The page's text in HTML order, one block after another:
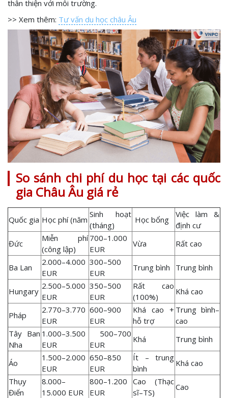
thân thiện với môi trường.
>> Xem thêm: Tư vấn du học châu Âu
So sánh chi phí du học tại các quốc
gia Châu Âu giá rẻ
Quốc gia Học phí (năm
Sinh hoạt
(tháng)
Học bổng
Việc làm &
định cư
Đức
Miễn phí
(công lập)
700–1.000
EUR
Vừa Rất cao
Ba Lan
2.000–4.000
EUR
300–500
EUR
Trung bình Trung bình
Hungary
2.500–5.000
EUR
350–500
EUR
Rất cao
(100%)
Khá cao
Pháp
2.770–3.770
EUR
600–900
EUR
Khá cao +
hỗ trợ
Trung bình–
cao
Tây Ban
Nha
1.000–3.500
EUR
500–700
EUR
Khá Trung bình
Áo
1.500–2.000
EUR
650–850
EUR
Ít – trung
bình
Khá cao
Thụy
Điển
8.000–
15.000 EUR
800–1.200
EUR
Cao (Thạc
sĩ–TS)
Cao